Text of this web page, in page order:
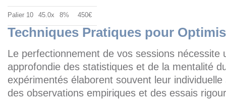
Palier 10 45.0x 8% 450€
Techniques Pratiques pour
Le perfectionnement de vos sessions nécessite
approfondie des statistiques et de la mentalité
expérimentés élaborent souvent leur
des observations empiriques et des essais